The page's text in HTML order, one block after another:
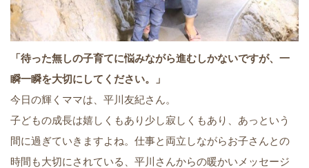
「待った無しの子育てに悩みながら進むしかないですが、一
瞬一瞬を大切にしてください。」
今日の輝くママは、平川友紀さん。
子どもの成長は嬉しくもあり少し寂しくもあり、あっという
間に過ぎていきますよね。仕事と両立しながらお子さんとの
時間も大切にされている、平川さんからの暖かいメッセージ